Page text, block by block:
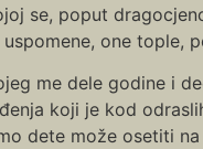
se, poput
one tople,
me dele godine i
koji je kod
dete može osetiti